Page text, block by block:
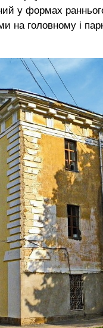
у формах
на головному і